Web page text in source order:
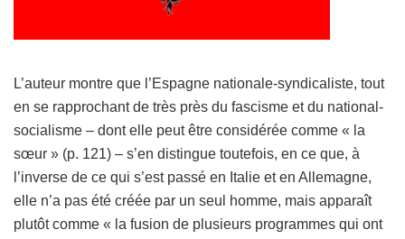
L’auteur montre que l’Espagne nationale-syndicaliste, tout
en se rapprochant de très près du fascisme et du natio­nal-
socialisme – dont elle peut être considérée comme « la
sœur » (p. 121) – s’en distingue toutefois, en ce que, à
l’inverse de ce qui s’est passé en Italie et en Allemagne,
elle n’a pas été créée par un seul homme, mais apparaît
plutôt comme « la fusion de plusieurs programmes qui ont